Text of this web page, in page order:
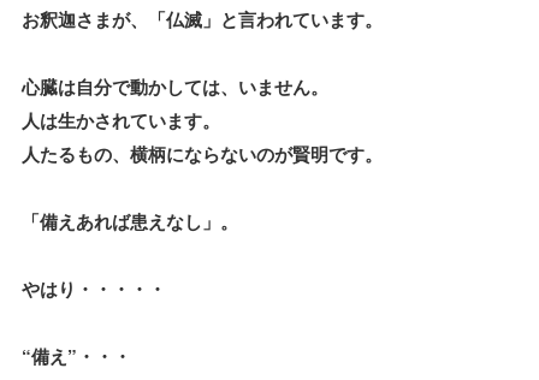
お釈迦さまが、「仏滅」と言われています。
心臓は自分で動かしては、いません。
人は生かされています。
人たるもの、横柄にならないのが賢明です。
「備えあれば患えなし」。
やはり・・・・・
“備え”・・・